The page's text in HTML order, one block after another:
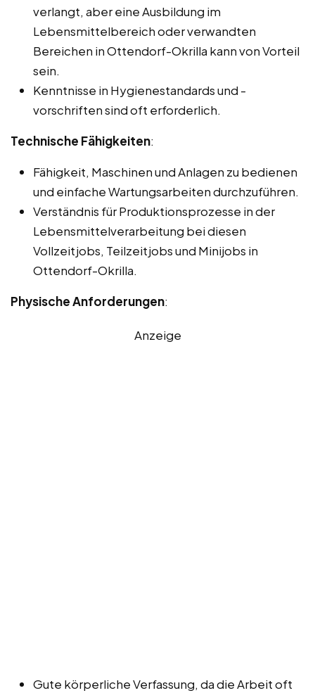
verlangt, aber eine Ausbildung im
Lebensmittelbereich oder verwandten
Bereichen in Ottendorf-Okrilla kann von Vorteil
sein.
Kenntnisse in Hygienestandards und -
vorschriften sind oft erforderlich.
Technische Fähigkeiten:
Fähigkeit, Maschinen und Anlagen zu bedienen
und einfache Wartungsarbeiten durchzuführen.
Verständnis für Produktionsprozesse in der
Lebensmittelverarbeitung bei diesen
Vollzeitjobs, Teilzeitjobs und Minijobs in
Ottendorf-Okrilla.
Physische Anforderungen:
Anzeige
Gute körperliche Verfassung, da die Arbeit oft